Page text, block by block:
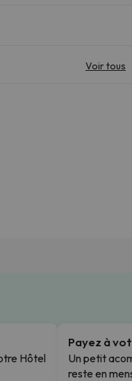
Voir tous
Hôtel
Payez à
Un petit
reste en